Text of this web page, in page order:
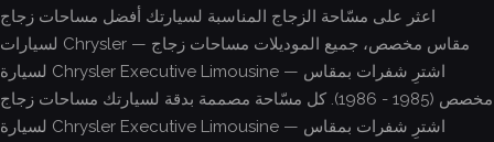
اعثر على مسّاحة الزجاج المناسبة لسيارتك أفضل مساحات زجاج
لسيارات Chrysler — مقاس مخصص، جميع الموديلات مساحات زجاج
لسيارة Chrysler Executive Limousine — اشترِ شفرات بمقاس
مخصص (1985 - 1986). كل مسّاحة مصممة بدقة لسيارتك مساحات زجاج
لسيارة Chrysler Executive Limousine — اشترِ شفرات بمقاس